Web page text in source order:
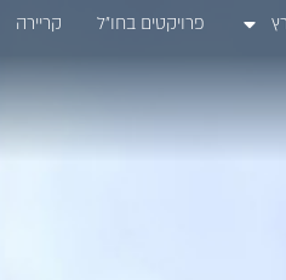
פרויקטים בחו״ל קריירה